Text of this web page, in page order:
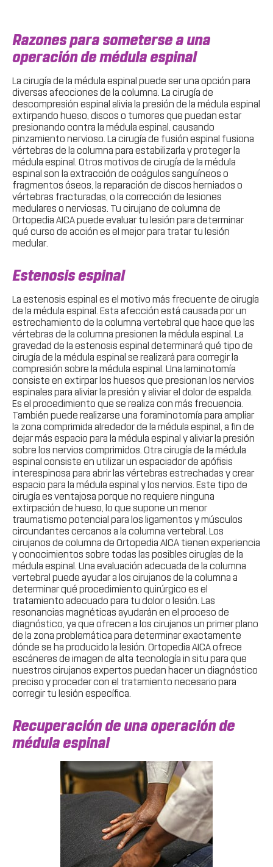
Razones para someterse a una
operación de médula espinal
La cirugía de la médula espinal puede ser una opción para
diversas afecciones de la columna. La cirugía de
descompresión espinal alivia la presión de la médula espinal
extirpando hueso, discos o tumores que puedan estar
presionando contra la médula espinal, causando
pinzamiento nervioso. La cirugía de fusión espinal fusiona
vértebras de la columna para estabilizarla y proteger la
médula espinal. Otros motivos de cirugía de la médula
espinal son la extracción de coágulos sanguíneos o
fragmentos óseos, la reparación de discos herniados o
vértebras fracturadas, o la corrección de lesiones
medulares o nerviosas. Tu cirujano de columna de
Ortopedia AICA puede evaluar tu lesión para determinar
qué curso de acción es el mejor para tratar tu lesión
medular.
Estenosis espinal
La estenosis espinal es el motivo más frecuente de cirugía
de la médula espinal. Esta afección está causada por un
estrechamiento de la columna vertebral que hace que las
vértebras de la columna presionen la médula espinal. La
gravedad de la estenosis espinal determinará qué tipo de
cirugía de la médula espinal se realizará para corregir la
compresión sobre la médula espinal. Una laminotomía
consiste en extirpar los huesos que presionan los nervios
espinales para aliviar la presión y aliviar el dolor de espalda.
Es el procedimiento que se realiza con más frecuencia.
También puede realizarse una foraminotomía para ampliar
la zona comprimida alrededor de la médula espinal, a fin de
dejar más espacio para la médula espinal y aliviar la presión
sobre los nervios comprimidos. Otra cirugía de la médula
espinal consiste en utilizar un espaciador de apófisis
interespinosa para abrir las vértebras estrechadas y crear
espacio para la médula espinal y los nervios. Este tipo de
cirugía es ventajosa porque no requiere ninguna
extirpación de hueso, lo que supone un menor
traumatismo potencial para los ligamentos y músculos
circundantes cercanos a la columna vertebral. Los
cirujanos de columna de Ortopedia AICA tienen experiencia
y conocimientos sobre todas las posibles cirugías de la
médula espinal. Una evaluación adecuada de la columna
vertebral puede ayudar a los cirujanos de la columna a
determinar qué procedimiento quirúrgico es el
tratamiento adecuado para tu dolor o lesión. Las
resonancias magnéticas ayudarán en el proceso de
diagnóstico, ya que ofrecen a los cirujanos un primer plano
de la zona problemática para determinar exactamente
dónde se ha producido la lesión. Ortopedia AICA ofrece
escáneres de imagen de alta tecnología in situ para que
nuestros cirujanos expertos puedan hacer un diagnóstico
preciso y proceder con el tratamiento necesario para
corregir tu lesión específica.
Recuperación de una operación de
médula espinal